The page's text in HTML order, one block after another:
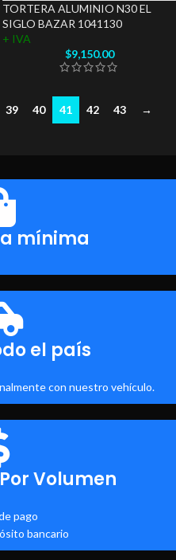
TORTERA ALUMINIO N30 EL
SIGLO BAZAR 1041130
+ IVA
$9,150.00
39 40 41 42 43 →
mínima
el país
con nuestro vehículo.
Volumen
pago
bancario